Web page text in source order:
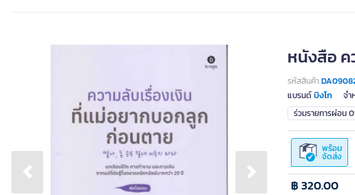
Previous slide Next slide
หนังสือ ค
รหัสสินค้า
แบรนด์บิงโก จำ
ร่วมรายการผ่อน
พร้อม
จัดส่ง
฿ 320.00